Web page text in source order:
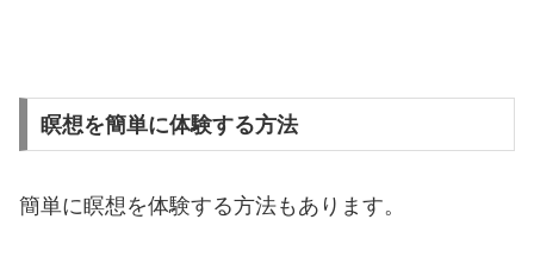
瞑想を簡単に体験する方法
簡単に瞑想を体験する方法もあります。